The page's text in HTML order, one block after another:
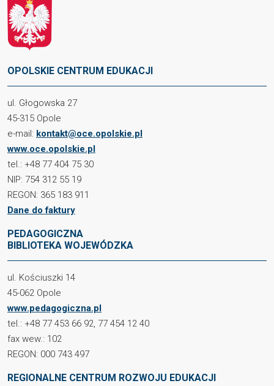
OPOLSKIE CENTRUM EDUKACJI
ul. Głogowska 27
45-315 Opole
e-mail: kontakt@oce.opolskie.pl
www.oce.opolskie.pl
tel.: +48 77 404 75 30
NIP: 754 312 55 19
REGON: 365 183 911
Dane do faktury
PEDAGOGICZNA
BIBLIOTEKA WOJEWÓDZKA
ul. Kościuszki 14
45-062 Opole
www.pedagogiczna.pl
tel.: +48 77 453 66 92, 77 454 12 40
fax wew.: 102
REGON: 000 743 497
REGIONALNE CENTRUM ROZWOJU EDUKACJI